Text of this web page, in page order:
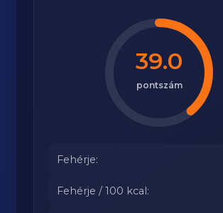
39.0
pontszám
Fehérje:
Fehérje / 100 kcal: